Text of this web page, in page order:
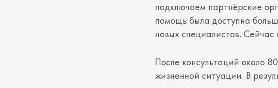
подключаем партнёрские
помощь была доступна
новых специалистов.
После консультаций около
жизненной ситуации. В